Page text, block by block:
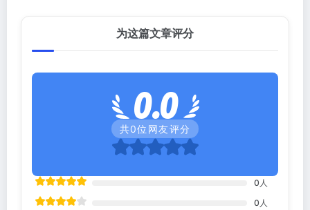
为这篇文章评分
0.0
共0位网友评分
0 人
0 人